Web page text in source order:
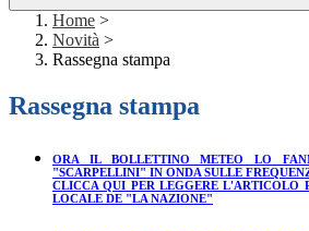
Home >
Novità >
Rassegna stampa
Rassegna stampa
ORA IL BOLLETTINO METEO LO
"SCARPELLINI" IN ONDA SULLE
CLICCA QUI PER LEGGERE L'ARTICOLO
LOCALE DE "LA NAZIONE"